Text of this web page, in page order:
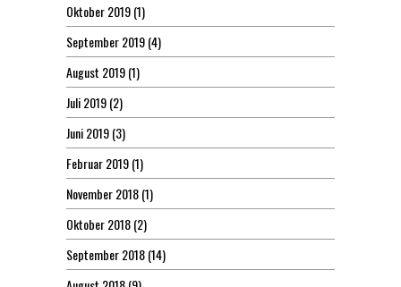
Oktober 2019(1)
September 2019(4)
August 2019(1)
Juli 2019(2)
Juni 2019(3)
Februar 2019(1)
November 2018(1)
Oktober 2018(2)
September 2018(14)